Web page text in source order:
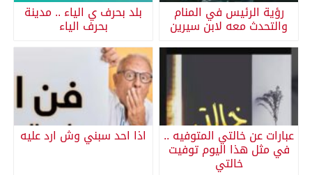
رؤية الرئيس في المنام
والتحدث معه لابن سيرين
بلد بحرف ي الياء .. مدينة
بحرف الياء
عبارات عن خالتي المتوفيه ..
في مثل هذا اليوم توفيت
خالتي
اذا احد سبني وش ارد عليه